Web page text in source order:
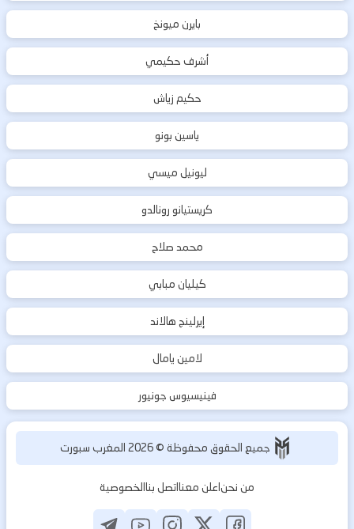
بايرن ميونخ
أشرف حكيمي
حكيم زياش
ياسين بونو
ليونيل ميسي
كريستيانو رونالدو
محمد صلاح
كيليان مبابي
إيرلينج هالاند
لامين يامال
فينيسيوس جونيور
جميع الحقوق محفوظة ©2026المغرب سبورت
من نحناعلن معنااتصل بناالخصوصية